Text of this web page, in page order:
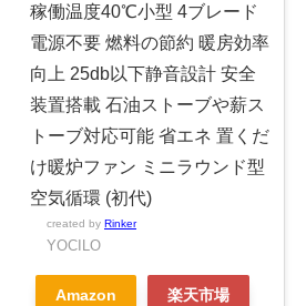
稼働温度40℃小型 4ブレード
電源不要 燃料の節約 暖房効率
向上 25db以下静音設計 安全
装置搭載 石油ストーブや薪ス
トーブ対応可能 省エネ 置くだ
け暖炉ファン ミニラウンド型
空気循環 (初代)
created by Rinker
YOCILO
Amazon 楽天市場